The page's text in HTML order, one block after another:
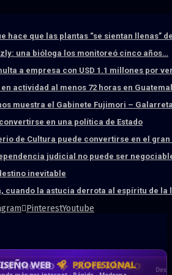
hace que las plantas “se sientan llenas”
una bióloga los monitoreó cinco años…
a empresa con USD 1.1 millones por
actividad al menos 72 horas en
muestra el Gabinete Fujimori –
en una política de Estado
de Cultura puede convertirse en el
judicial no puede ser
inevitable
cuando la astucia derrota al espíritu de la
PinterestYoutube
SSD SÚPER RÁPIDO
WEB PROFESIONAL
& DASHBOARD A MEDIDA
CORPORATIVO